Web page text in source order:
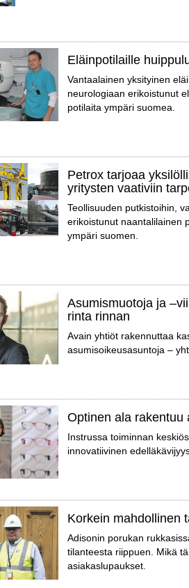
Eläinpotilaille
Vantaalainen yksityinen
neurologiaan erikoistunut
potilaita ympäri suomea.
Petrox tarjoaa
yritysten vaativiin
Teollisuuden putkistoihin,
erikoistunut naantalilainen
ympäri suomen.
Asumismuotoja ja
rinta rinnan
Avain yhtiöt rakennuttaa
asumisoikeusasuntoja –
Optinen ala rakentuu
Instrussa toiminnan
innovatiivinen
Korkein mahdollinen
Adisonin porukan
tilanteesta riippuen. Mikä
asiakaslupaukset.